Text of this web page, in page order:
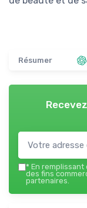
Résumer
* En remplissant
des fins
partenaires.